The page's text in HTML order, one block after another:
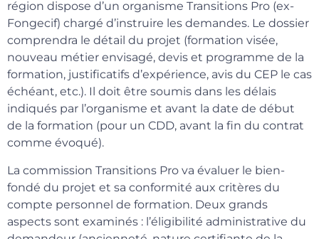
région dispose d’un organisme Transitions Pro (ex-
Fongecif) chargé d’instruire les demandes. Le dossier
comprendra le détail du projet (formation visée,
nouveau métier envisagé, devis et programme de la
formation, justificatifs d’expérience, avis du CEP le cas
échéant, etc.). Il doit être soumis dans les délais
indiqués par l’organisme et avant la date de début
de la formation (pour un CDD, avant la fin du contrat
comme évoqué).
La commission Transitions Pro va évaluer le bien-
fondé du projet et sa conformité aux critères du
compte personnel de formation. Deux grands
aspects sont examinés : l’éligibilité administrative du